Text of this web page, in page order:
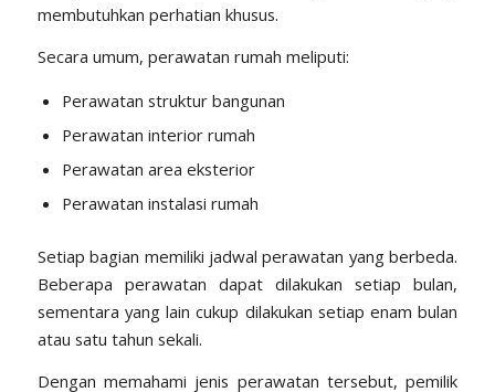
membutuhkan perhatian khusus.
Secara umum, perawatan rumah meliputi:
Perawatan struktur bangunan
Perawatan interior rumah
Perawatan area eksterior
Perawatan instalasi rumah
Setiap bagian memiliki jadwal perawatan yang berbeda.
Beberapa perawatan dapat dilakukan setiap bulan,
sementara yang lain cukup dilakukan setiap enam bulan
atau satu tahun sekali.
Dengan memahami jenis perawatan tersebut, pemilik